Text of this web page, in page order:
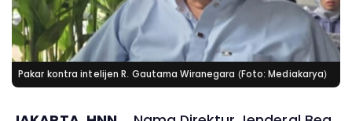
Pakar kontra intelijen R. Gautama Wiranegara (Foto: Mediakarya)